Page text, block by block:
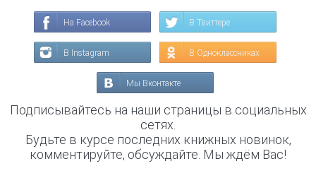
На Facebook В Твиттере
В Instagram В Одноклассниках
Мы Вконтакте
Подписывайтесь на наши страницы в социальных
сетях.
Будьте в курсе последних книжных новинок,
комментируйте, обсуждайте. Мы ждём Вас!